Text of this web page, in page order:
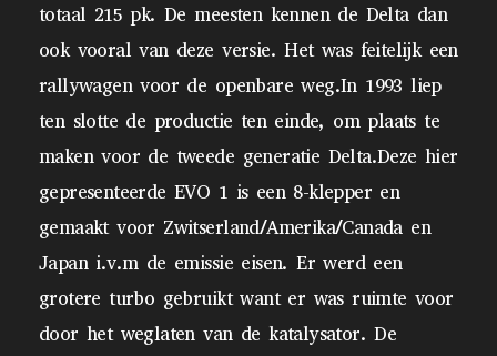
totaal 215 pk. De meesten kennen de Delta dan
ook vooral van deze versie. Het was feitelijk een
rallywagen voor de openbare weg.In 1993 liep
ten slotte de productie ten einde, om plaats te
maken voor de tweede generatie Delta.Deze hier
gepresenteerde EVO 1 is een 8-klepper en
gemaakt voor Zwitserland/Amerika/Canada en
Japan i.v.m de emissie eisen. Er werd een
grotere turbo gebruikt want er was ruimte voor
door het weglaten van de katalysator. De